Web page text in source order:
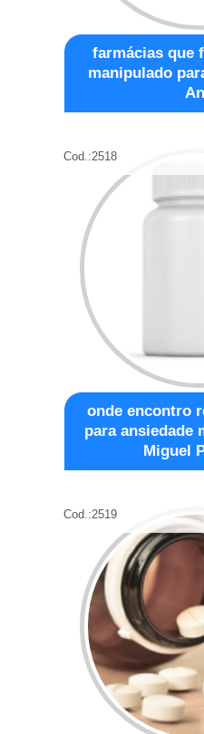
farmácias que
manipulado
Cod.:2518
onde encontro
para ansiedade
Miguel
Cod.:2519